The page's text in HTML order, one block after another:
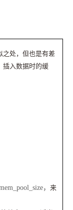
之处，但也是有差
插入数据时的缓
， 来